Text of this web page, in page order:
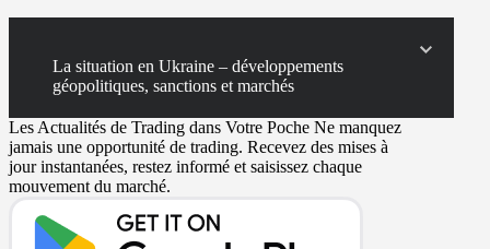
La situation en Ukraine – développements
géopolitiques, sanctions et marchés
Les Actualités de Trading dans Votre Poche Ne manquez
jamais une opportunité de trading. Recevez des mises à
jour instantanées, restez informé et saisissez chaque
mouvement du marché.